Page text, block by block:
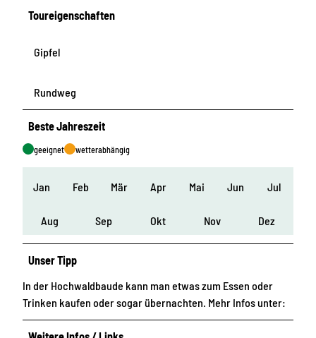
Toureigenschaften
Gipfel
Rundweg
Beste Jahreszeit
geeignet wetterabhängig
Jan Feb Mär Apr Mai Jun Jul
Aug Sep Okt Nov Dez
Unser Tipp
In der Hochwaldbaude kann man etwas zum Essen oder
Trinken kaufen oder sogar übernachten. Mehr Infos unter: